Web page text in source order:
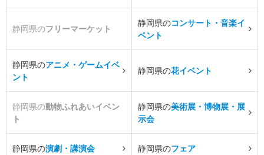
静岡県のフリーマーケット
静岡県のコンサート・音楽イ
ベント
静岡県のアニメ・ゲームイベ
ント
静岡県の花イベント
静岡県の動物ふれあいイベン
ト
静岡県の美術展・博物展・展
示会
静岡県の演劇・講演会 静岡県のフェア